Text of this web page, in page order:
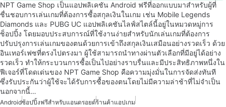
NPT Game Shop เป็นแอปพลิเคชัน Android ฟรีที่ออกแบบมาสำหรับผู้ที่
ชื่นชอบการเล่นเกมที่ต้องการซื้อสกุลเงินในเกม เช่น Mobile Legends
Diamonds และ PUBG UC แอปพลิเคชันไลฟ์สไตล์นี้อยู่ในหมวดหมู่การ
ช็อปปิ้ง โดยมอบประสบการณ์ที่ใช้งานง่ายสำหรับนักเล่นเกมที่ต้องการ
ปรับปรุงการเล่นเกมของตนด้วยการเข้าถึงสกุลเงินเสมือนอย่างรวดเร็ว ด้วย
อินเทอร์เฟซที่ตรงไปตรงมา ผู้ใช้สามารถนำทางผ่านตัวเลือกที่มีอยู่ได้อย่าง
รวดเร็ว ทำให้กระบวนการซื้อเป็นไปอย่างราบรื่นและมีประสิทธิภาพหนึ่งใน
ฟีเจอร์ที่โดดเด่นของ NPT Game Shop คือความมุ่งมั่นในการจัดส่งทันที
ซึ่งรับประกันว่าผู้ใช้จะได้รับการซื้อของตนโดยไม่มีความล่าช้าที่ไม่จำเป็น
นอกจากนี้…
Androidช้อปปิ้งฟรีสำหรับแอนดรอยด์ร้านค้าแอปเกม